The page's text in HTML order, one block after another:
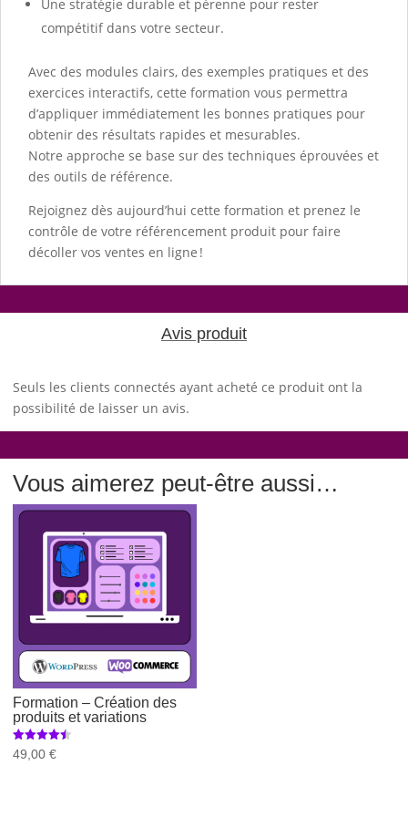
Une stratégie durable et pérenne pour rester
compétitif dans votre secteur.
Avec des modules clairs, des exemples pratiques et des
exercices interactifs, cette formation vous permettra
d’appliquer immédiatement les bonnes pratiques pour
obtenir des résultats rapides et mesurables.
Notre approche se base sur des techniques éprouvées et
des outils de référence.
Rejoignez dès aujourd’hui cette formation et prenez le
contrôle de votre référencement produit pour faire
décoller vos ventes en ligne !
Avis produit
Seuls les clients connectés ayant acheté ce produit ont la
possibilité de laisser un avis.
Vous aimerez peut-être aussi…
Formation – Création des
produits et variations
Note
4.46
49,00 €